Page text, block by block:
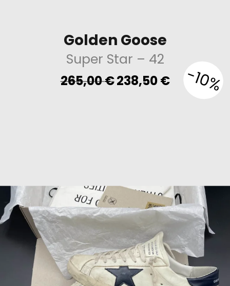
Golden Goose
Super Star – 42
265,00€ Original
price
238,50€Current-10%